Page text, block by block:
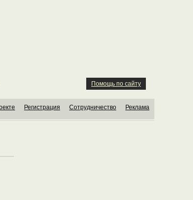
Помощь по сайту
Регистрация Сотрудничество Реклама